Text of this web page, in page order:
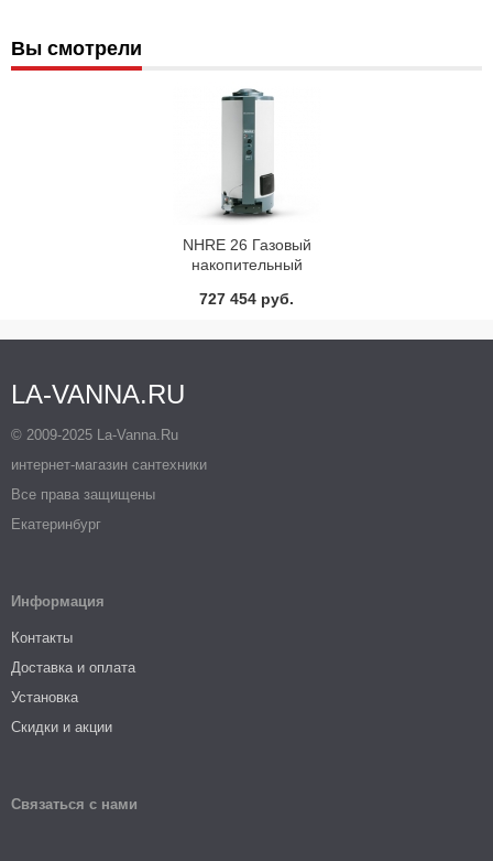
Вы смотрели
NHRE 26 Газовый
накопительный
727 454 руб.
LA-VANNA.RU
© 2009-2025 La-Vanna.Ru
интернет-магазин сантехники
Все права защищены
Екатеринбург
Информация
Контакты
Доставка и оплата
Установка
Скидки и акции
Связаться с нами